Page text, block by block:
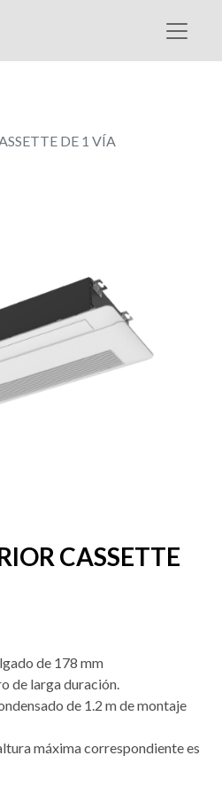
DE 1 VÍA
CASSETTE
de 178 mm
de larga duración.
de 1.2 m de montaje
máxima correspondiente es